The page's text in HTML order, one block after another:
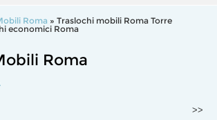
Roma » Traslochi mobili Roma Torre
economici Roma
Roma
>>